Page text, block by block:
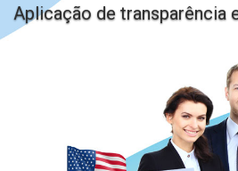
Aplicação de transparência